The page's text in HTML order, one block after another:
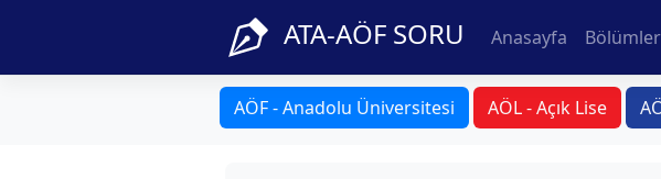
ATA-AÖF SORU Anasayfa Bölümler
AÖF - Anadolu Üniversitesi AÖL - Açık Lise